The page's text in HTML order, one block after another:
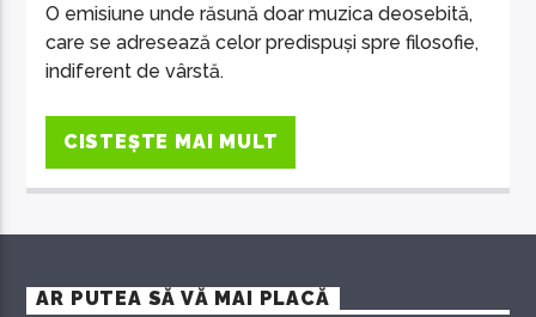
O emisiune unde răsună doar muzica deosebită,
care se adresează celor predispuși spre filosofie,
indiferent de vârstă.
CISTEȘTE MAI MULT
AR PUTEA SĂ VĂ MAI PLACĂ